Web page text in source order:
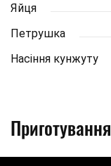
Яйця
Петрушка
Насіння кунжуту
Приготування